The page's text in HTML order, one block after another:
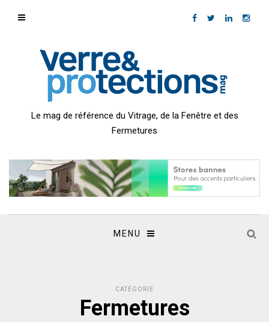
Le mag de référence du Vitrage, de la Fenêtre et des
Fermetures
MENU
CATÉGORIE
Fermetures